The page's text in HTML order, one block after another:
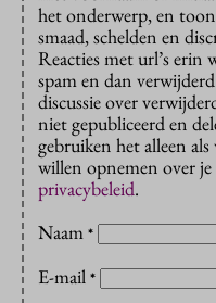
het onderwerp, en
smaad, schelden en
Reacties met url’s erin
spam en dan
discussie over
niet gepubliceerd en
gebruiken het alleen
willen opnemen over
privacybeleid.
Naam *
E-mail *